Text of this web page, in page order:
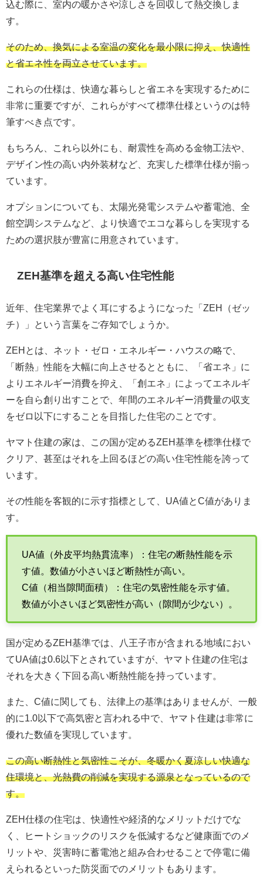
込む際に、室内の暖かさや涼しさを回収して熱交換しま
す。
そのため、換気による室温の変化を最小限に抑え、快適性
と省エネ性を両立させています。
これらの仕様は、快適な暮らしと省エネを実現するために
非常に重要ですが、これらがすべて標準仕様というのは特
筆すべき点です。
もちろん、これら以外にも、耐震性を高める金物工法や、
デザイン性の高い内外装材など、充実した標準仕様が揃っ
ています。
オプションについても、太陽光発電システムや蓄電池、全
館空調システムなど、より快適でエコな暮らしを実現する
ための選択肢が豊富に用意されています。
ZEH基準を超える高い住宅性能
近年、住宅業界でよく耳にするようになった「ZEH（ゼッ
チ）」という言葉をご存知でしょうか。
ZEHとは、ネット・ゼロ・エネルギー・ハウスの略で、
「断熱」性能を大幅に向上させるとともに、「省エネ」に
よりエネルギー消費を抑え、「創エネ」によってエネルギ
ーを自ら創り出すことで、年間のエネルギー消費量の収支
をゼロ以下にすることを目指した住宅のことです。
ヤマト住建の家は、この国が定めるZEH基準を標準仕様で
クリア、甚至はそれを上回るほどの高い住宅性能を誇って
います。
その性能を客観的に示す指標として、UA値とC値がありま
す。
UA値（外皮平均熱貫流率）：住宅の断熱性能を示
す値。数値が小さいほど断熱性が高い。
C値（相当隙間面積）：住宅の気密性能を示す値。
数値が小さいほど気密性が高い（隙間が少ない）。
国が定めるZEH基準では、八王子市が含まれる地域におい
てUA値は0.6以下とされていますが、ヤマト住建の住宅は
それを大きく下回る高い断熱性能を持っています。
また、C値に関しても、法律上の基準はありませんが、一般
的に1.0以下で高気密と言われる中で、ヤマト住建は非常に
優れた数値を実現しています。
この高い断熱性と気密性こそが、冬暖かく夏涼しい快適な
住環境と、光熱費の削減を実現する源泉となっているので
す。
ZEH仕様の住宅は、快適性や経済的なメリットだけでな
く、ヒートショックのリスクを低減するなど健康面でのメ
リットや、災害時に蓄電池と組み合わせることで停電に備
えられるといった防災面でのメリットもあります。